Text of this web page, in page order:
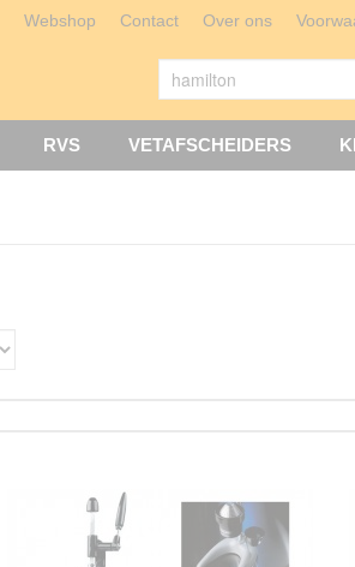
Webshop Contact Over ons
RVS VETAFSCHEIDERS